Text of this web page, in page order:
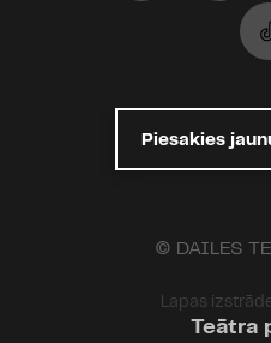
Piesakies
© DAILES
Lapas
Teātra